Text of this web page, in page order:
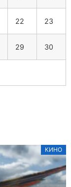
22 23
29 30
КИНО